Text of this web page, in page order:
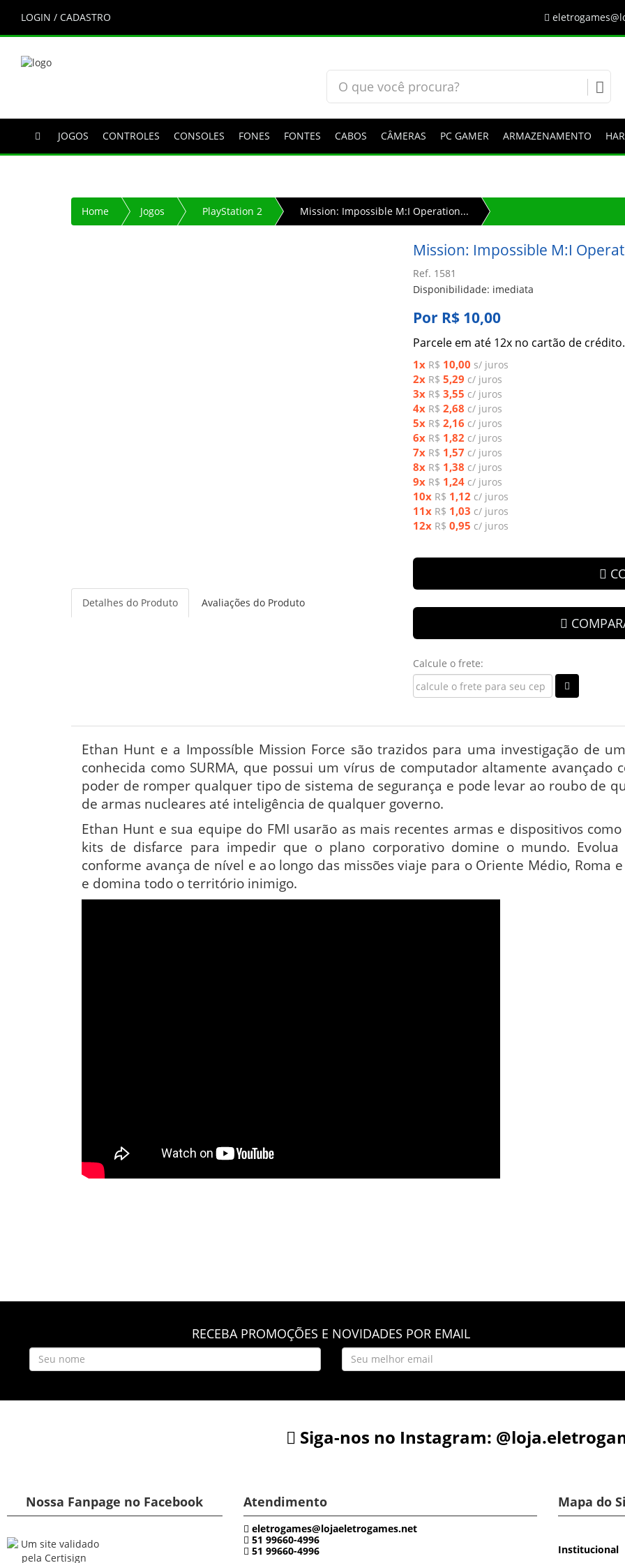
LOGIN / CADASTRO
JOGOS CONTROLES CONSOLES FONES FONTES CABOS CÂMERAS PC GAMER ARMAZENAMENTO
Home Jogos PlayStation 2 Mission: Impossible M:I Operation...
Mission: Impossible M:I
Ref. 1581
Disponibilidade: imediata
Por R$ 10,00
Parcele em até 12x no cartão de crédito.
1x R$ 10,00 s/ juros
2x R$ 5,29 c/ juros
3x R$ 3,55 c/ juros
4x R$ 2,68 c/ juros
5x R$ 2,16 c/ juros
6x R$ 1,82 c/ juros
7x R$ 1,57 c/ juros
8x R$ 1,38 c/ juros
9x R$ 1,24 c/ juros
10x R$ 1,12 c/ juros
11x R$ 1,03 c/ juros
12x R$ 0,95 c/ juros
Calcule o frete:
Detalhes do Produto Avaliações do Produto
Ethan Hunt e a Impossíble Mission Force são trazidos para uma investigação de
conhecida como SURMA, que possui um vírus de computador altamente avançado
poder de romper qualquer tipo de sistema de segurança e pode levar ao roubo de
de armas nucleares até inteligência de qualquer governo.
Ethan Hunt e sua equipe do FMI usarão as mais recentes armas e dispositivos
kits de disfarce para impedir que o plano corporativo domine o mundo. Evolua
conforme avança de nível e ao longo das missões viaje para o Oriente Médio, Roma
e domina todo o território inimigo.
RECEBA PROMOÇÕES E NOVIDADES POR EMAIL
Siga-nos no Instagram:
Nossa Fanpage no Facebook Atendimento
eletrogames@lojaeletrogames.net
51 99660-4996
51 99660-4996
Mapa do
Institucional